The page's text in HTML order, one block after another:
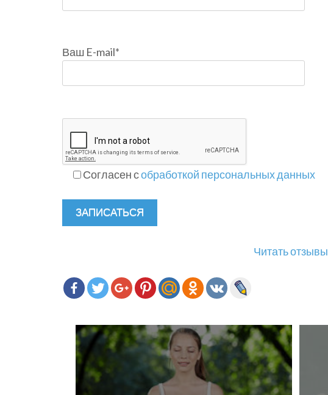
Ваш E-mail*
Согласен собработкой персональных данных
Читать отзывы